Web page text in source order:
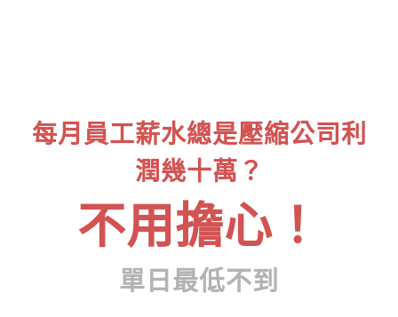
每月員工薪水總是壓縮公司利
潤幾十萬？
不用擔心！
單日最低不到